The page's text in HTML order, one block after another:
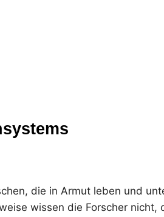
die in Armut leben und
wissen die Forscher nicht,